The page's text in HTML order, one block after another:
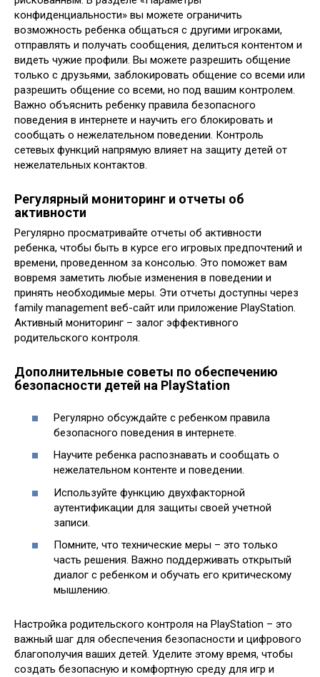
конфиденциальности» вы можете ограничить
возможность ребенка общаться с другими игроками,
отправлять и получать сообщения, делиться контентом и
видеть чужие профили. Вы можете разрешить общение
только с друзьями, заблокировать общение со всеми или
разрешить общение со всеми, но под вашим контролем.
Важно объяснить ребенку правила безопасного
поведения в интернете и научить его блокировать и
сообщать о нежелательном поведении. Контроль
сетевых функций напрямую влияет на защиту детей от
нежелательных контактов.
Регулярный мониторинг и отчеты об
активности
Регулярно просматривайте отчеты об активности
ребенка, чтобы быть в курсе его игровых предпочтений и
времени, проведенном за консолью. Это поможет вам
вовремя заметить любые изменения в поведении и
принять необходимые меры. Эти отчеты доступны через
family management веб-сайт или приложение PlayStation.
Активный мониторинг – залог эффективного
родительского контроля.
Дополнительные советы по обеспечению
безопасности детей на PlayStation
Регулярно обсуждайте с ребенком правила
безопасного поведения в интернете.
Научите ребенка распознавать и сообщать о
нежелательном контенте и поведении.
Используйте функцию двухфакторной
аутентификации для защиты своей учетной
записи.
Помните, что технические меры – это только
часть решения. Важно поддерживать открытый
диалог с ребенком и обучать его критическому
мышлению.
Настройка родительского контроля на PlayStation – это
важный шаг для обеспечения безопасности и цифрового
благополучия ваших детей. Уделите этому время, чтобы
создать безопасную и комфортную среду для игр и